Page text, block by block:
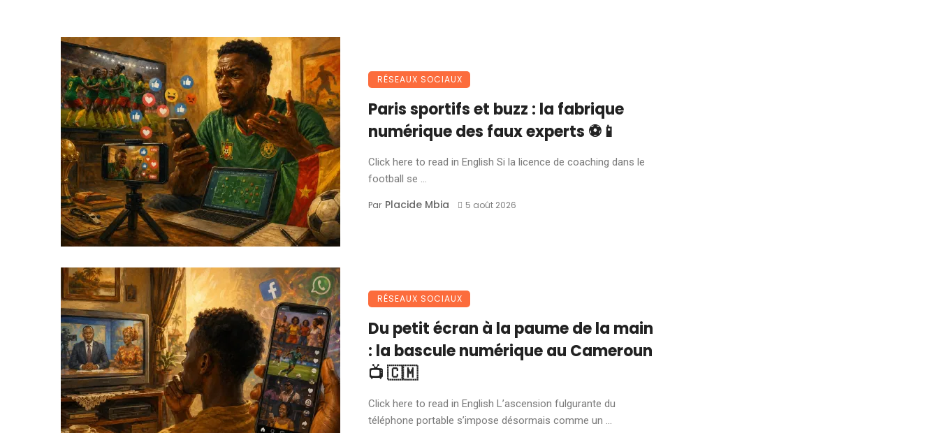
RÉSEAUX SOCIAUX
Paris sportifs et buzz : la fabrique
numérique des faux experts ⚽📱
Click here to read in English Si la licence de coaching dans le
football se ...
Par Placide Mbia 5 août 2026
RÉSEAUX SOCIAUX
Du petit écran à la paume de la main
: la bascule numérique au Cameroun
📺 🇨🇲
Click here to read in English L’ascension fulgurante du
téléphone portable s’impose désormais comme un ...